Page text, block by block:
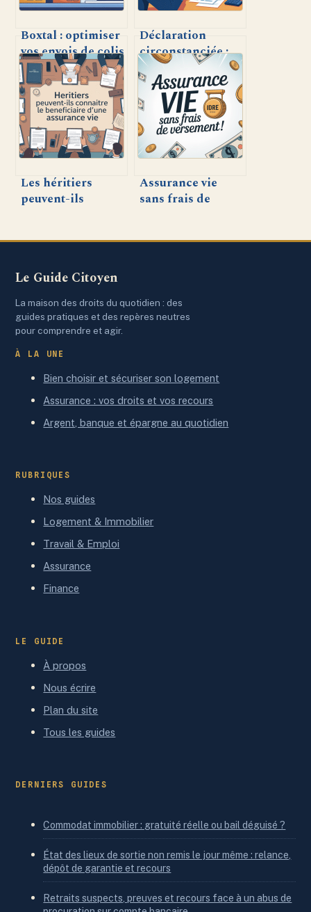
Boxtal : optimiser
vos envois de colis
pour les
professionnels et
e-commerçants
Déclaration
circonstanciée :
comprendre et
rédiger ce
document clé
facilement
Les héritiers
peuvent-ils
assurance vie en
Assurance vie
sans frais de
optimiser votre
Le Guide Citoyen
La maison des droits du quotidien : des
guides pratiques et des repères neutres
pour comprendre et agir.
À LA UNE
Bien choisir et sécuriser son logement
Assurance : vos droits et vos recours
Argent, banque et épargne au quotidien
RUBRIQUES
Nos guides
Logement & Immobilier
Travail & Emploi
Assurance
Finance
LE GUIDE
À propos
Nous écrire
Plan du site
Tous les guides
DERNIERS GUIDES
Commodat immobilier : gratuité réelle ou bail déguisé ?
État des lieux de sortie non remis le jour même : relance,
dépôt de garantie et recours
Retraits suspects, preuves et recours face à un abus de